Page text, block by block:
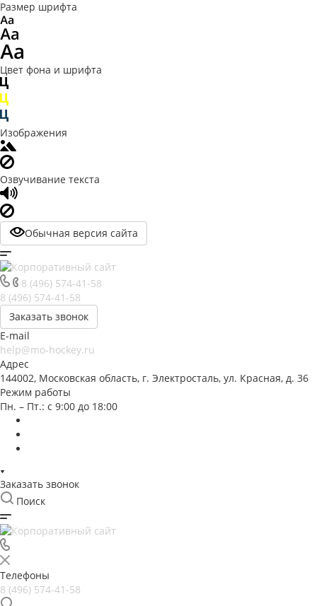
Размер шрифта
Цвет фона и шрифта
Изображения
Озвучивание текста
Обычная версия сайта
8 (496) 574-41-58
8 (496) 574-41-58
Заказать звонок
E-mail
help@mo-hockey.ru
Адрес
144002, Московская область, г. Электросталь, ул. Красная, д. 36
Режим работы
Пн. – Пт.: с 9:00 до 18:00
Заказать звонок
Поиск
Телефоны
8 (496) 574-41-58